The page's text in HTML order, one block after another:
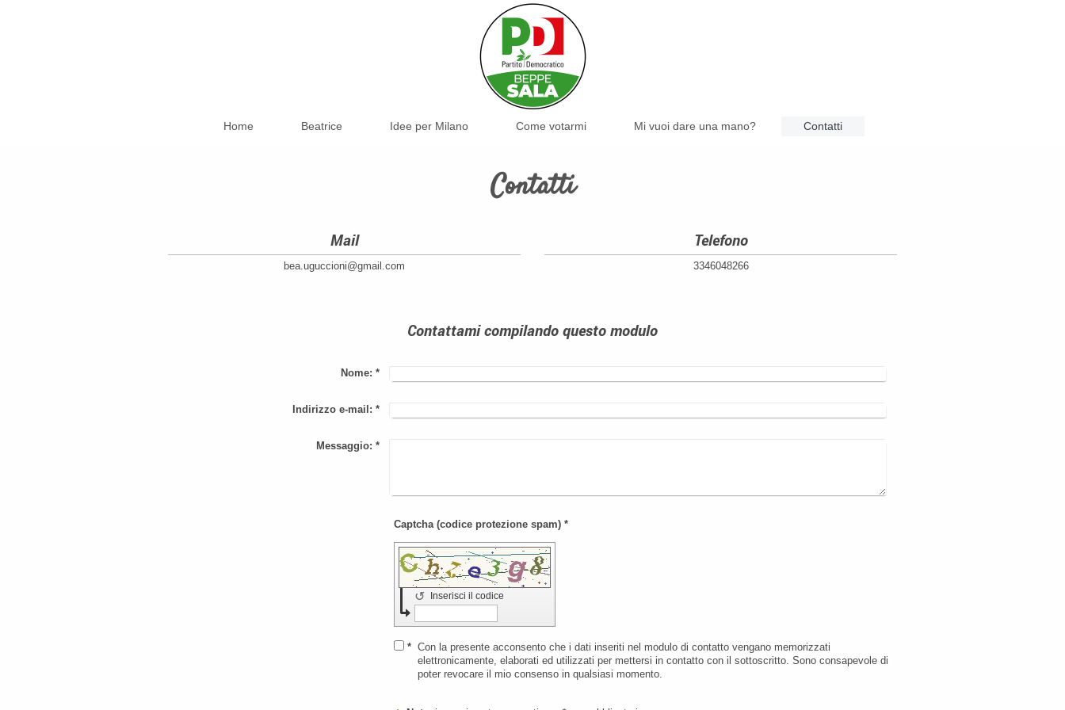
Home Beatrice Idee per Milano Come votarmi Mi vuoi dare una mano? Contatti
Contatti
Mail
bea.uguccioni@gmail.com
Telefono
3346048266
Contattami compilando questo modulo
Nome: *
Indirizzo e-mail: *
Messaggio: *
Captcha (codice protezione spam) *
Inserisci il codice
↺
* Con la presente acconsento che i dati inseriti nel modulo di contatto vengano memorizzati
elettronicamente, elaborati ed utilizzati per mettersi in contatto con il sottoscritto. Sono consapevole di
poter revocare il mio consenso in qualsiasi momento.